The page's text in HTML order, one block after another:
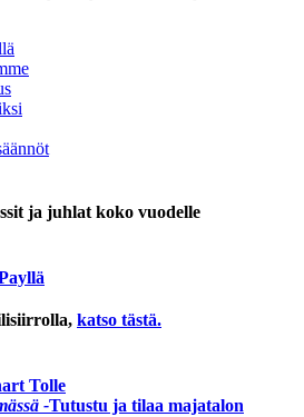
ja juhlat koko vuodelle
katso tästä.
Tolle
-Tutustu ja tilaa majatalon